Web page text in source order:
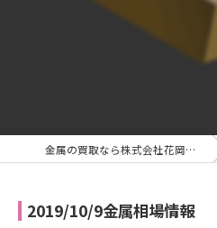
金属の買取なら株式会社花岡金属商会
2019/10/9金属相場情報